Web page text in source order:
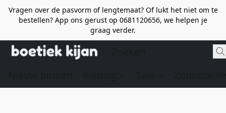
Vragen over de pasvorm of lengtemaat? Of lukt het niet om te
bestellen? App ons gerust op 0681120656, we helpen je
graag verder.